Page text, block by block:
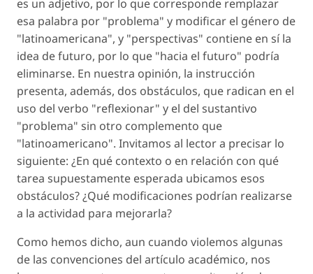
es un adjetivo, por lo que corresponde remplazar
esa palabra por "problema" y modificar el género de
"latinoamericana", y "perspectivas" contiene en sí la
idea de futuro, por lo que "hacia el futuro" podría
eliminarse. En nuestra opinión, la instrucción
presenta, además, dos obstáculos, que radican en el
uso del verbo "reflexionar" y el del sustantivo
"problema" sin otro complemento que
"latinoamericano". Invitamos al lector a precisar lo
siguiente: ¿En qué contexto o en relación con qué
tarea supuestamente esperada ubicamos esos
obstáculos? ¿Qué modificaciones podrían realizarse
a la actividad para mejorarla?
Como hemos dicho, aun cuando violemos algunas
de las convenciones del artículo académico, nos